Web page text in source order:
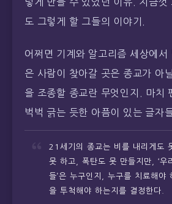
도 그렇게 할 그들의 이야기.
어쩌면 기계와 알고리즘 세상에서
은 사람이 찾아갈 곳은 종교가 아
을 조종할 종교란 무엇인지. 마치
벅벅 긁는 듯한 아픔이 있는 글자
21세기의 종교는 비를 내리게도
못 하고, 폭탄도 못 만들지만, ‘우
들’은 누구인지, 누구를 치료해야
을 투척해야 하는지를 결정한다.